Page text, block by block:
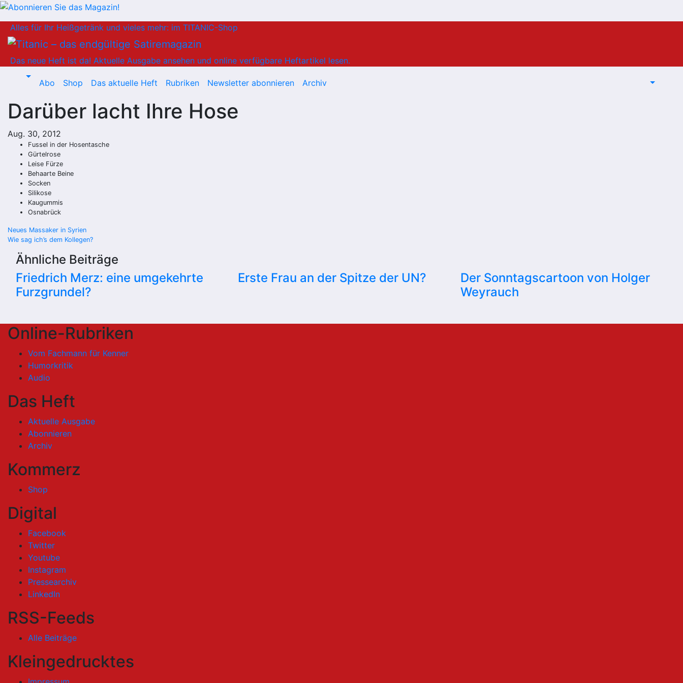
Inhalt
springen
Alles für Ihr Heißgetränk und vieles mehr: im TITANIC-Shop
Das neue Heft ist da! Aktuelle Ausgabe ansehen und online verfügbare Heftartikel lesen.
Abo Shop Das aktuelle Heft Rubriken Newsletter abonnieren Archiv
Darüber lacht Ihre Hose
Aug. 30, 2012
Fussel in der Hosentasche
Gürtelrose
Leise Fürze
Behaarte Beine
Socken
Silikose
Kaugummis
Osnabrück
Beitragsnavigation
Neues Massaker in Syrien
Wie sag ich’s dem Kollegen?
Ähnliche Beiträge
Friedrich Merz: eine umgekehrte
Furzgrundel?
Erste Frau an der Spitze der UN?
Der Sonntagscartoon von Holger
Weyrauch
Online-Rubriken
Vom Fachmann für Kenner
Humorkritik
Audio
Das Heft
Aktuelle Ausgabe
Abonnieren
Archiv
Kommerz
Shop
Digital
Facebook
Twitter
Youtube
Instagram
Pressearchiv
LinkedIn
RSS-Feeds
Alle Beiträge
Kleingedrucktes